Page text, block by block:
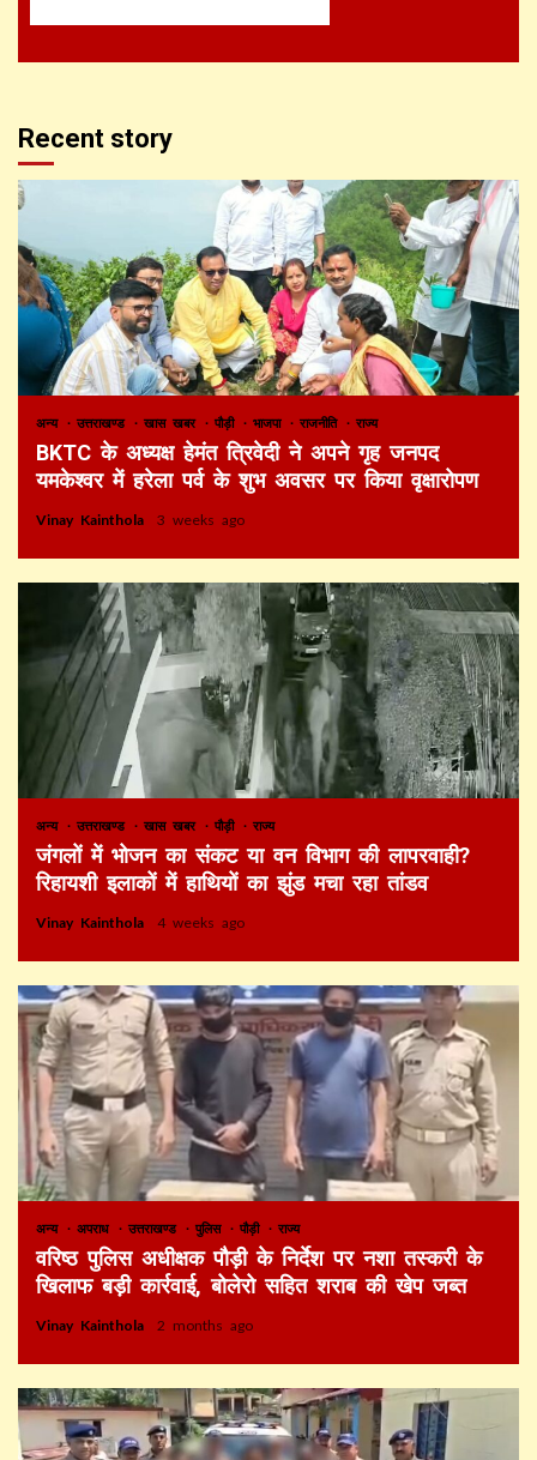
Recent story
अन्य उत्तराखण्ड खास खबर पौड़ी भाजपा राजनीति राज्य
BKTC के अध्यक्ष हेमंत त्रिवेदी ने अपने गृह जनपद
यमकेश्वर में हरेला पर्व के शुभ अवसर पर किया वृक्षारोपण
Vinay Kainthola 3 weeks ago
अन्य उत्तराखण्ड खास खबर पौड़ी राज्य
जंगलों में भोजन का संकट या वन विभाग की लापरवाही?
रिहायशी इलाकों में हाथियों का झुंड मचा रहा तांडव
Vinay Kainthola 4 weeks ago
अन्य अपराध उत्तराखण्ड पुलिस पौड़ी राज्य
वरिष्ठ पुलिस अधीक्षक पौड़ी के निर्देश पर नशा तस्करी के
खिलाफ बड़ी कार्रवाई, बोलेरो सहित शराब की खेप जब्त
Vinay Kainthola 2 months ago